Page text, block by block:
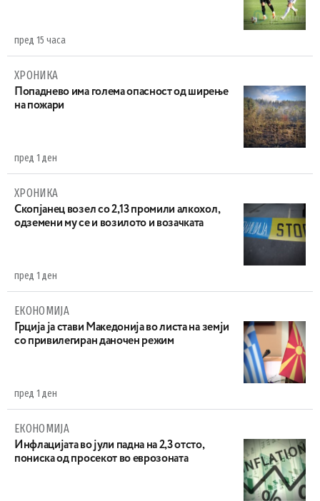
пред 15 часа
ХРОНИКА
Попаднево има голема опасност од ширење
на пожари
пред 1 ден
ХРОНИКА
Скопјанец возел со 2,13 промили алкохол,
одземени му се и возилото и возачката
пред 1 ден
ЕКОНОМИЈА
Грција ја стави Македонија во листа на земји
со привилегиран даночен режим
пред 1 ден
ЕКОНОМИЈА
Инфлацијата во јули падна на 2,3 отсто,
пониска од просекот во еврозоната